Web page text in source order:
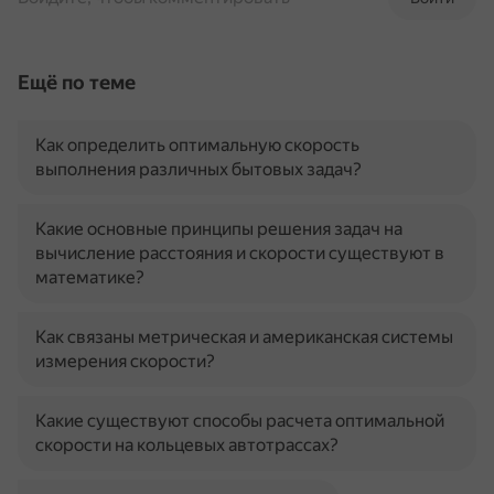
Ещё по теме
Как определить оптимальную скорость
выполнения различных бытовых задач?
Какие основные принципы решения задач на
вычисление расстояния и скорости существуют в
математике?
Как связаны метрическая и американская системы
измерения скорости?
Какие существуют способы расчета оптимальной
скорости на кольцевых автотрассах?